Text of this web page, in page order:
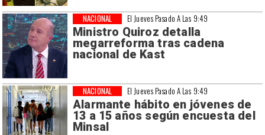
El Jueves Pasado A Las 9:49
Ministro Quiroz detalla
megarreforma tras cadena
nacional de Kast
NACIONAL
El Jueves Pasado A Las 9:49
Alarmante hábito en jóvenes de
13 a 15 años según encuesta del
Minsal
NACIONAL